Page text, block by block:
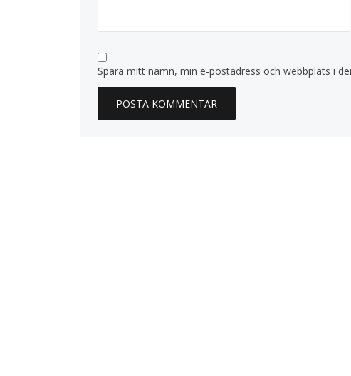
Spara mitt namn, min e-postadress och webbplats i